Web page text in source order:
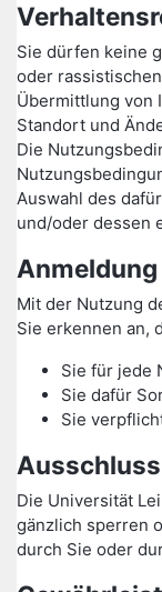
Sie dürfen keine
oder
Übermittlung von
Standort und
Die
Auswahl des
und/oder dessen
Mit der Nutzung
Sie erkennen an,
Sie für jede
Sie dafür
Sie
Die Universität
gänzlich sperren
durch Sie oder